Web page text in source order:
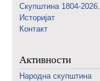
Скупштина 1804-2026.
Историјат
Контакт
Активности
Народна скупштина